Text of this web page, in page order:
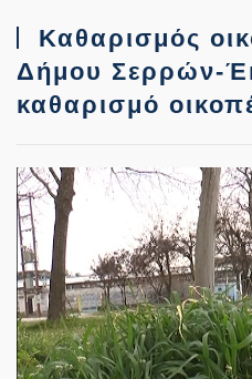
Καθαρισμός
Δήμου Σερρών-
καθαρισμό